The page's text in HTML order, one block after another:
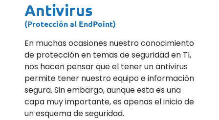
Antivirus
(Protección al EndPoint)
En muchas ocasiones nuestro conocimiento
de protección en temas de seguridad en TI,
nos hacen pensar que el tener un antivirus
permite tener nuestro equipo e información
segura. Sin embargo, aunque esta es una
capa muy importante, es apenas el inicio de
un esquema de seguridad.